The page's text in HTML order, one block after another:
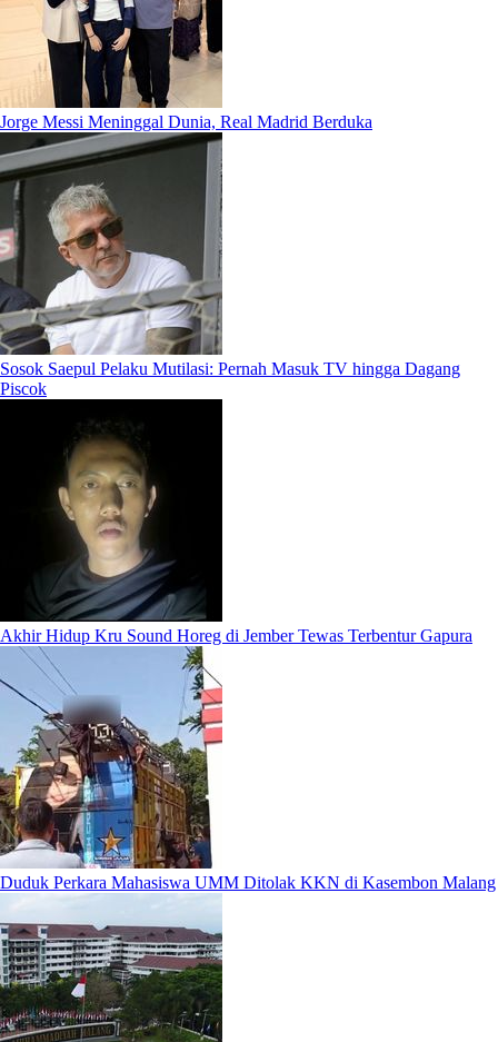
Jorge Messi Meninggal Dunia, Real Madrid Berduka
Sosok Saepul Pelaku Mutilasi: Pernah Masuk TV hingga Dagang
Piscok
Akhir Hidup Kru Sound Horeg di Jember Tewas Terbentur Gapura
Duduk Perkara Mahasiswa UMM Ditolak KKN di Kasembon Malang